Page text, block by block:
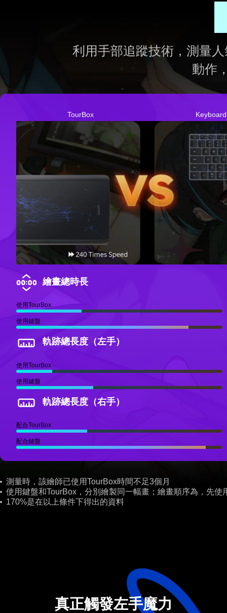
利用手部追蹤技術，測量
動作
TourBox Keyboard
繪畫總時長
使用TourBox
使用鍵盤
軌跡總長度（左手）
使用TourBox
使用鍵盤
軌跡總長度（右手）
配合TourBox
配合鍵盤
測量時，該繪師已使用TourBox時間不足3個月
使用鍵盤和TourBox，分別繪製同一幅畫；繪畫順序為，先使
170%是在以上條件下得出的資料
真正觸發左手魔力